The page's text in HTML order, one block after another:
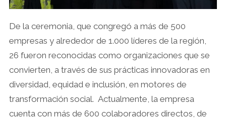
De la ceremonia, que congregó a más de 500
empresas y alrededor de 1.000 líderes de la región,
26 fueron reconocidas como organizaciones que se
convierten, a través de sus prácticas innovadoras en
diversidad, equidad e inclusión, en motores de
transformación social. Actualmente, la empresa
cuenta con más de 600 colaboradores directos, de